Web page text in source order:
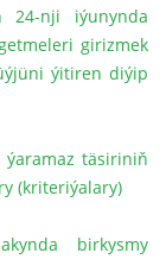
24-nji iýunynda
girizmek
ýitiren diýip
ýaramaz täsiriniň
(kriteriýalary)
birkysmy